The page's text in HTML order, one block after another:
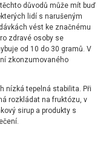
důvodů může mít buď
lidí s narušeným
vést ke značnému
zdravé osoby se
od 10 do 30 gramů. V
zkonzumovaného
nízká tepelná stabilita. Při
rozkládat na fruktózu, v
sirup a produkty s